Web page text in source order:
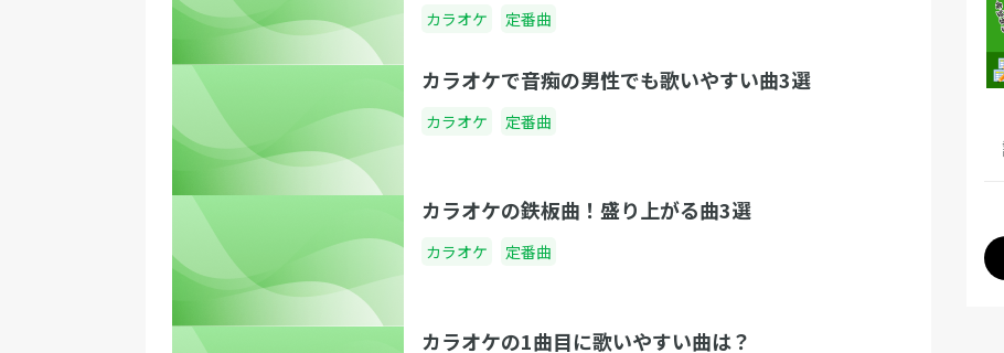
カラオケ 定番曲
カラオケで音痴の男性でも歌いやすい曲3選
カラオケ 定番曲
カラオケの鉄板曲！盛り上がる曲3選
カラオケ 定番曲
カラオケの1曲目に歌いやすい曲は？